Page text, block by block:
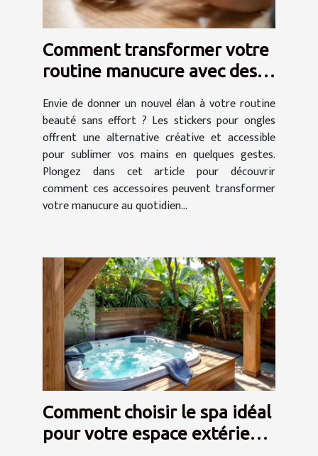
Comment transformer votre
routine manucure avec des
Envie de donner un nouvel élan à votre routine
beauté sans effort ? Les stickers pour ongles
offrent une alternative créative et accessible
pour sublimer vos mains en quelques gestes.
Plongez dans cet article pour découvrir
comment ces accessoires peuvent transformer
votre manucure au quotidien...
Comment choisir le spa idéal
pour votre espace extérieur